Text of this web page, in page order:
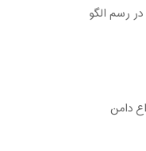
رسم الگو
دامن